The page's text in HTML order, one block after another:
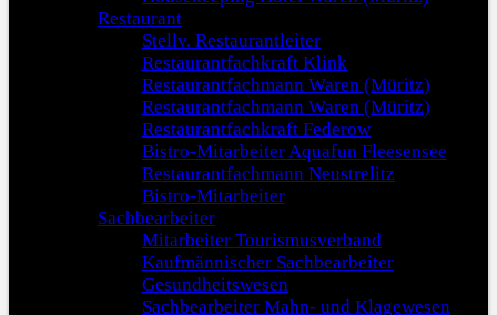
Restaurant
Stellv. Restaurantleiter
Restaurantfachkraft Klink
Restaurantfachmann Waren (Müritz)
Restaurantfachmann Waren (Müritz)
Restaurantfachkraft Federow
Bistro-Mitarbeiter Aquafun Fleesensee
Restaurantfachmann Neustrelitz
Bistro-Mitarbeiter
Sachbearbeiter
Mitarbeiter Tourismusverband
Kaufmännischer Sachbearbeiter
Gesundheitswesen
Sachbearbeiter Mahn- und Klagewesen